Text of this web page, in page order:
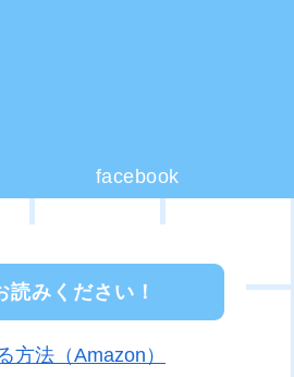
facebook
読みください！
方法（Amazon）